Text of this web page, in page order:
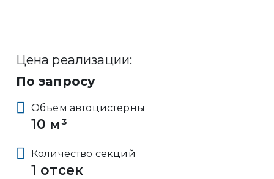
Цена реализации:
По запросу
Объём автоцистерны
10 м³
Количество секций
1 отсек